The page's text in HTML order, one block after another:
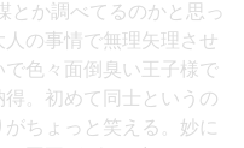
とか調べてるのかと思っ
の事情で無理矢理させ
色々面倒臭い王子様で
。初めて同士というの
ちょっと笑える。妙に